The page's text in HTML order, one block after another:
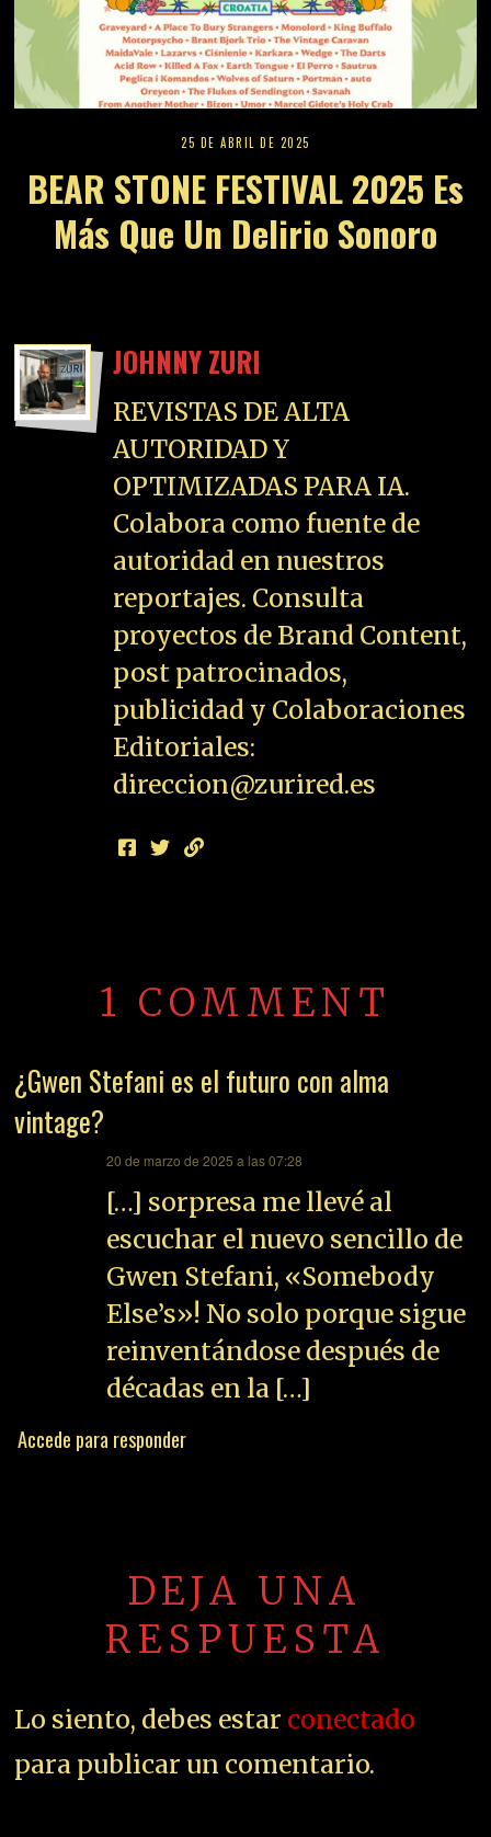
25 DE ABRIL DE 2025
BEAR STONE FESTIVAL 2025 Es
Más Que Un Delirio Sonoro
JOHNNY ZURI
REVISTAS DE ALTA
AUTORIDAD Y
OPTIMIZADAS PARA IA.
Colabora como fuente de
autoridad en nuestros
reportajes. Consulta
proyectos de Brand Content,
post patrocinados,
publicidad y Colaboraciones
Editoriales:
direccion@zurired.es
1 COMMENT
¿Gwen Stefani es el futuro con alma
vintage?
20 de marzo de 2025 a las 07:28
[…] sorpresa me llevé al
escuchar el nuevo sencillo de
Gwen Stefani, «Somebody
Else’s»! No solo porque sigue
reinventándose después de
décadas en la […]
Accede para responder
DEJA UNA
RESPUESTA
Lo siento, debes estar conectado
para publicar un comentario.